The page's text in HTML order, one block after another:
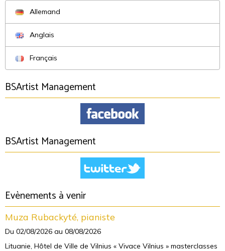
Allemand
Anglais
Français
BSArtist Management
BSArtist Management
Evènements à venir
Muza Rubackyté, pianiste
Du 02/08/2026 au 08/08/2026
Lituanie, Hôtel de Ville de Vilnius « Vivace Vilnius » masterclasses